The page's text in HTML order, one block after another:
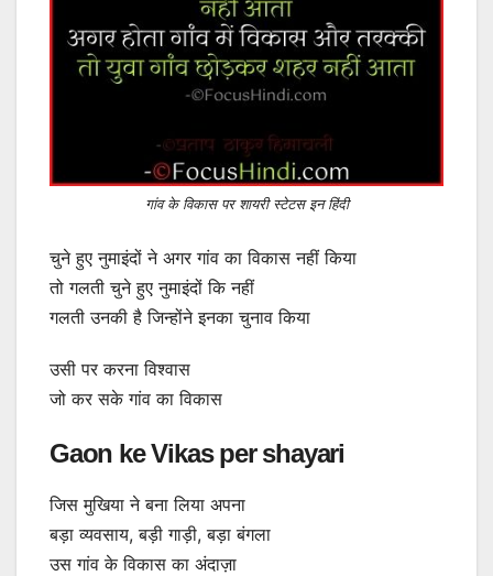
गांव के विकास पर शायरी स्टेटस इन हिंदी
चुने हुए नुमाइंदों ने अगर गांव का विकास नहीं किया
तो गलती चुने हुए नुमाइंदों कि नहीं
गलती उनकी है जिन्होंने इनका चुनाव किया
उसी पर करना विश्वास
जो कर सके गांव का विकास
Gaon ke Vikas per shayari
जिस मुखिया ने बना लिया अपना
बड़ा व्यवसाय, बड़ी गाड़ी, बड़ा बंगला
उस गांव के विकास का अंदाज़ा